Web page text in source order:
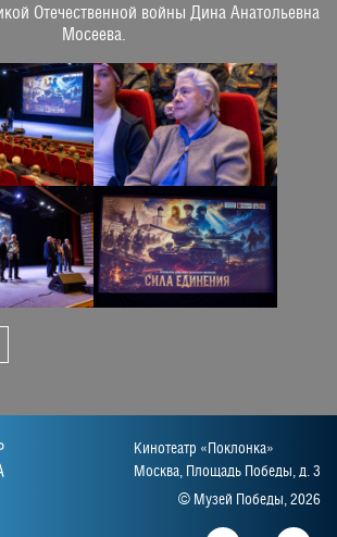
Отечественной войны Дина Анатольевна
Мосеева.
Кинотеатр «Поклонка»
Москва, Площадь Победы, д. 3
© Музей Победы, 2026